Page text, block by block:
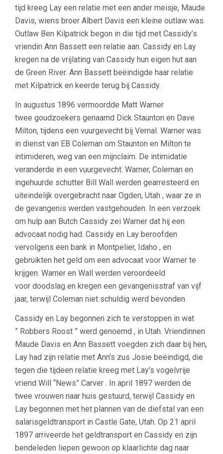
tijd kreeg Lay een relatie met een ander meisje, Maude
Davis, wiens broer Albert Davis een kleine outlaw was.
Outlaw Ben Kilpatrick begon in die tijd met Cassidy’s
vriendin Ann Bassett een relatie aan. Cassidy en Lay
kregen na de vrijlating van Cassidy hun eigen hut aan
de Green River. Ann Bassett beëindigde haar relatie
met Kilpatrick en keerde terug bij Cassidy.
In augustus 1896 vermoordde Matt Warner
twee goudzoekers genaamd Dick Staunton en Dave
Milton, tijdens een vuurgevecht bij Vernal. Warner was
in dienst van EB Coleman om Staunton en Milton te
intimideren, weg van een mijnclaim. De intimidatie
veranderde in een vuurgevecht. Warner, Coleman en
ingehuurde schutter Bill Wall werden gearresteerd en
uiteindelijk overgebracht naar Ogden, Utah , waar ze in
de gevangenis werden vastgehouden. In een verzoek
om hulp aan Butch Cassidy zei Warner dat hij een
advocaat nodig had. Cassidy en Lay beroofden
vervolgens een bank in Montpelier, Idaho , en
gebruikten het geld om een ​​advocaat voor Warner te
krijgen. Warner en Wall werden veroordeeld
voor doodslag en kregen een gevangenisstraf van vijf
jaar, terwijl Coleman niet schuldig werd bevonden.
Cassidy en Lay begonnen zich te verstoppen in wat
” Robbers Roost ” werd genoemd , in Utah. Vriendinnen
Maude Davis en Ann Bassett voegden zich daar bij hen,
Lay had zijn relatie met Ann’s zus Josie beëindigd, die
tegen die tijdeen relatie kreeg met Lay’s vogelvrije
vriend Will “News” Carver . In april 1897 werden de
twee vrouwen naar huis gestuurd, terwijl Cassidy en
Lay begonnen met het plannen van de diefstal van een
salarisgeldtransport in Castle Gate, Utah. Op 21 april
1897 arriveerde het geldtransport en Cassidy en zijn
bendeleden liepen gewoon op klaarlichte dag naar